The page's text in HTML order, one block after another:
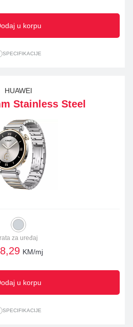
u korpu
SPECIFIKACIJE
HUAWEI
Stainless Steel
rata za uređaj
KM/mj
u korpu
SPECIFIKACIJE